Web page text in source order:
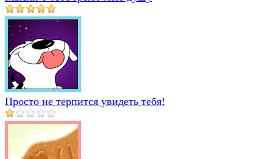
Просто не терпится увидеть тебя!